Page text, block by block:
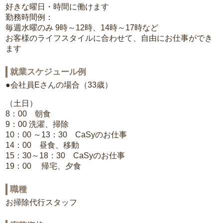
好きな曜日・時間に働けます
勤務時間例：
毎週水曜のみ 9時～12時、14時～17時など
お客様のライフスタイルに合わせて、自由にお仕事ができ
ます
就業スケジュール例
●会社員Eさんの場合（33歳）
（土日）
8：00 朝食
9：00 洗濯、掃除
10：00 ～13：30 CaSyのお仕事
14：00 昼食、移動
15：30～18：30 CaSyのお仕事
19：00 帰宅、夕食
職種
お掃除代行スタッフ